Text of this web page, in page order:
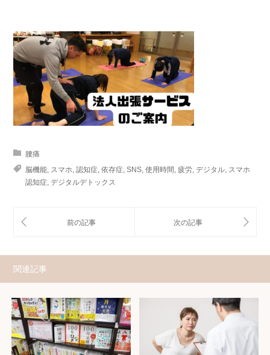
腰痛
脳機能 スマホ 認知症 依存症 SNS 使用時間 疲労 デジタル スマホ
認知症 デジタルデトックス
関連記事